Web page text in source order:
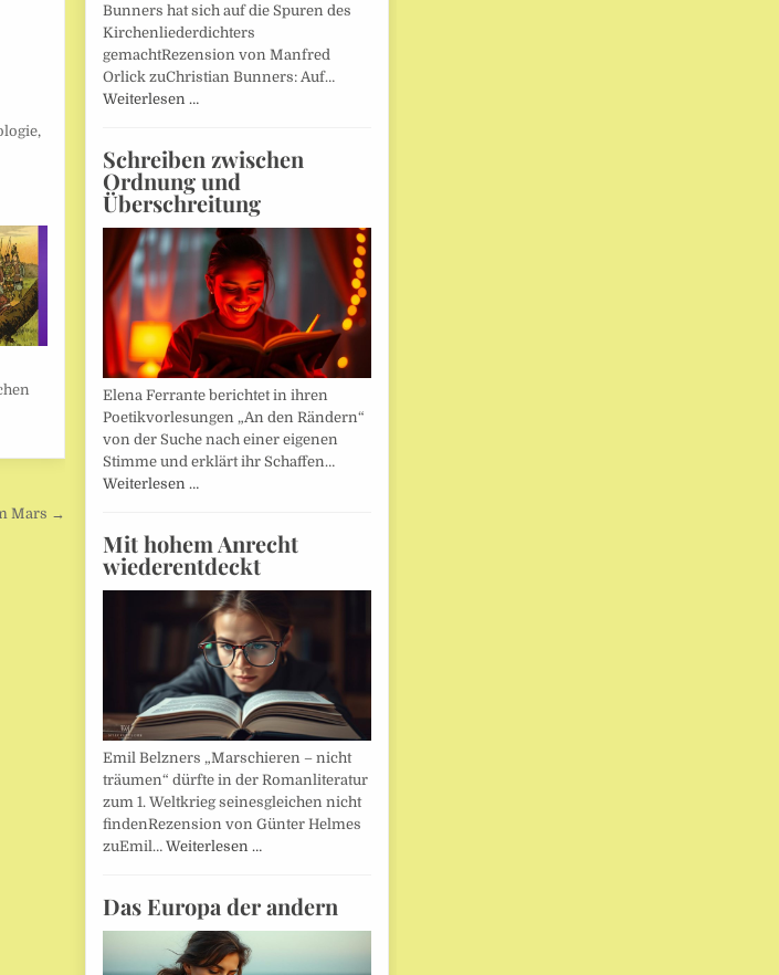
,
Mars →
Bunners hat sich auf die Spuren des
Kirchenliederdichters
gemachtRezension von Manfred
Orlick zuChristian Bunners: Auf…
Weiterlesen …
Schreiben zwischen
Ordnung und
Überschreitung
Elena Ferrante berichtet in ihren
Poetikvorlesungen „An den Rändern“
von der Suche nach einer eigenen
Stimme und erklärt ihr Schaffen…
Weiterlesen …
Mit hohem Anrecht
wiederentdeckt
Emil Belzners „Marschieren – nicht
träumen“ dürfte in der Romanliteratur
zum 1. Weltkrieg seinesgleichen nicht
findenRezension von Günter Helmes
zuEmil… Weiterlesen …
Das Europa der andern